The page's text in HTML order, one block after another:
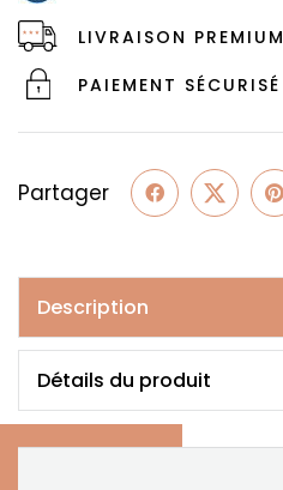
LIVRAISON PREMIUM
PAIEMENT SÉCURISÉ
Partager
Description
Détails du produit